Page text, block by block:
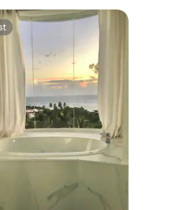
de 5, 154 avaliações